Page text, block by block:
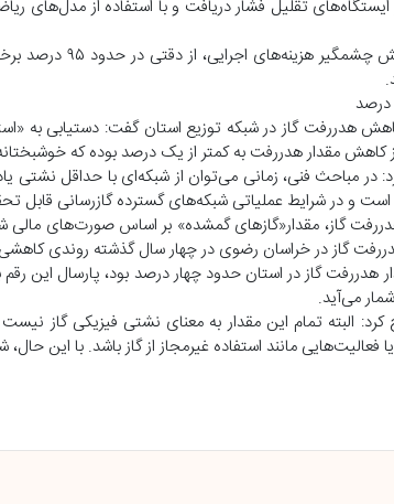
افتخاری یادآور شد:
درصد
کاهش هدررفت گاز در شبکه توزیع استان گفت: دستیابی
مقدار هدررفت به کمتر از یک درصد بوده که
در مباحث فنی، زمانی می‌توان از شبکه‌ای با حداقل نشتی
و در شرایط عملیاتی شبکه‌های گسترده گازرسانی قابل
گاز، مقدار«گازهای گمشده» بر اساس صورت‌های مالی
گاز در خراسان رضوی در چهار سال گذشته روندی
می‌آید.
البته تمام این مقدار به معنای نشتی فیزیکی گاز
فعالیت‌هایی مانند استفاده غیرمجاز از گاز باشد. با این